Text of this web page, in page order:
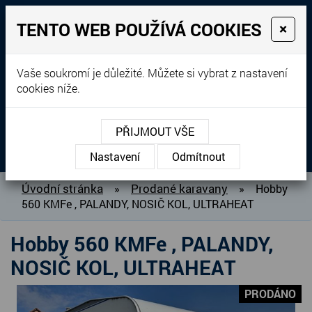
Prodej, dovoz, výkup a
pronájem karavanů
+420 604 760 364
MENU
O NÁS
BAZAR KARAVANŮ
PRODANÉ KARAVANY
PŮJČOVNA KARAVANŮ
DOPLŇKY PRO KARAVANY
Úvodní stránka » Prodané karavany »
Hobby
560 KMFe , PALANDY, NOSIČ KOL, ULTRAHEAT
Hobby 560 KMFe , PALANDY,
NOSIČ KOL, ULTRAHEAT
PRODÁNO
TENTO WEB POUŽÍVÁ COOKIES ×
Vaše soukromí je důležité. Můžete si vybrat z nastavení
cookies níže.
PŘIJMOUT VŠE
Nastavení
Odmítnout